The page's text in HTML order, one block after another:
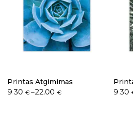
Printas Atgimimas
9.30 €–22.00€ 9.30